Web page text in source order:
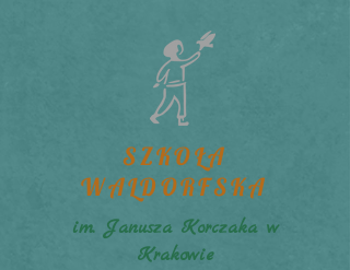
SZKOŁA
WALDORFSKA
im. Janusza Korczaka w
Krakowie